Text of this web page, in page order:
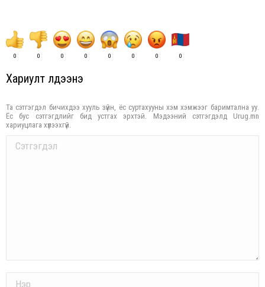
0 0 0 0 0 0 0 0
Хариулт үлдээнэ үү
Та сэтгэгдэл бичихдээ хууль зүйн, ёс суртахууны хэм хэмжээг баримтална уу.
Ёс бус сэтгэгдлийг бид устгах эрхтэй. Мэдээний сэтгэгдэлд Urug.mn
хариуцлага хүлээхгүй.
Comment